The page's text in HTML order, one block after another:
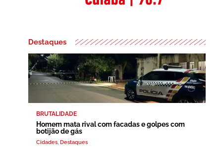
Destaques
BRUTALIDADE
Homem mata rival com facadas e golpes com
botijão de gás
Cidades, Destaques